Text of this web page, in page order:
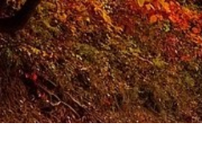
Přeskočit
na
obsah